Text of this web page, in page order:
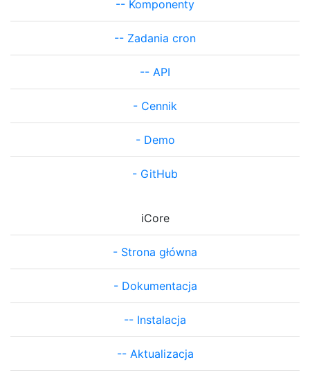
-- Komponenty
-- Zadania cron
-- API
- Cennik
- Demo
- GitHub
iCore
- Strona główna
- Dokumentacja
-- Instalacja
-- Aktualizacja